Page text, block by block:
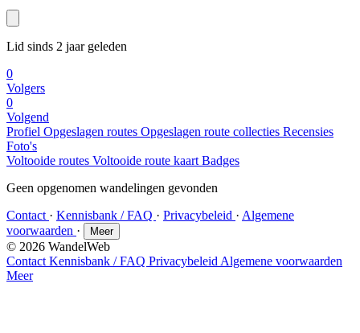
Lid sinds 2 jaar geleden
0
Volgers
0
Volgend
Profiel Opgeslagen routes Opgeslagen route collecties Recensies
Foto's
Voltooide routes Voltooide route kaart Badges
Geen opgenomen wandelingen gevonden
Contact · Kennisbank / FAQ · Privacybeleid · Algemene
voorwaarden · Meer
© 2026 WandelWeb
Contact Kennisbank / FAQ Privacybeleid Algemene voorwaarden
Meer